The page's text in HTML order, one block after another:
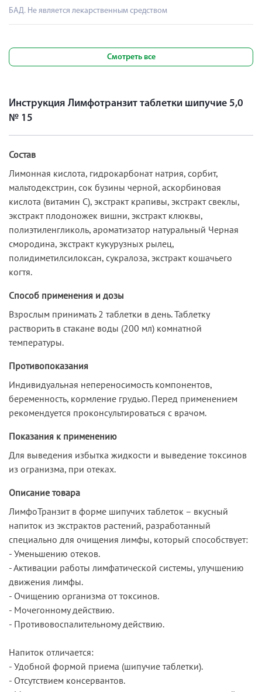
БАД. Не является лекарственным средством
Смотреть все
Инструкция Лимфотранзит таблетки шипучие 5,0
№ 15
Состав
Лимонная кислота, гидрокарбонат натрия, сорбит,
мальтодекстрин, сок бузины черной, аскорбиновая
кислота (витамин С), экстракт крапивы, экстракт свеклы,
экстракт плодоножек вишни, экстракт клюквы,
полиэтиленгликоль, ароматизатор натуральный Черная
смородина, экстракт кукурузных рылец,
полидиметилсилоксан, сукралоза, экстракт кошачьего
когтя.
Способ применения и дозы
Взрослым принимать 2 таблетки в день. Таблетку
растворить в стакане воды (200 мл) комнатной
температуры.
Противопоказания
Индивидуальная непереносимость компонентов,
беременность, кормление грудью. Перед применением
рекомендуется проконсультироваться с врачом.
Показания к применению
Для выведения избытка жидкости и выведение токсинов
из огранизма, при отеках.
Описание товара
ЛимфоТранзит в форме шипучих таблеток – вкусный
напиток из экстрактов растений, разработанный
специально для очищения лимфы, который способствует:
- Уменьшению отеков.
- Активации работы лимфатической системы, улучшению
движения лимфы.
- Очищению организма от токсинов.
- Мочегонному действию.
- Противовоспалительному действию.
Напиток отличается:
- Удобной формой приема (шипучие таблетки).
- Отсутствием консервантов.